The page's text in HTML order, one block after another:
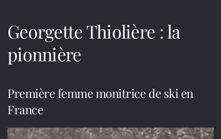
Georgette Thiolière : la
pionnière
Première femme monitrice de ski en
France